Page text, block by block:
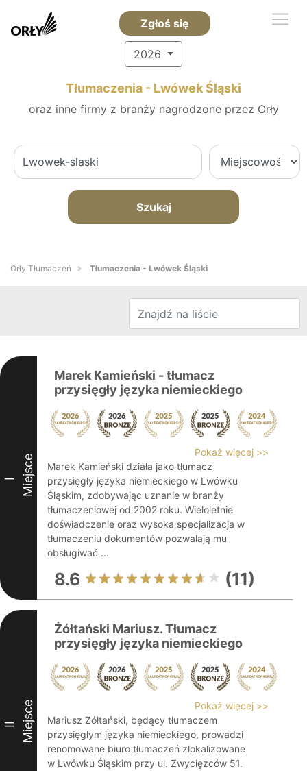
Zgłoś się
2026
Tłumaczenia - Lwówek Śląski
oraz inne firmy z branży nagrodzone przez Orły
Szukaj
Orły Tłumaczeń Tłumaczenia - Lwówek Śląski
I Miejsce
Marek Kamieński - tłumacz
przysięgły języka niemieckiego
Pokaż więcej >>
Marek Kamieński działa jako tłumacz
przysięgły języka niemieckiego w Lwówku
Śląskim, zdobywając uznanie w branży
tłumaczeniowej od 2002 roku. Wieloletnie
doświadczenie oraz wysoka specjalizacja w
tłumaczeniu dokumentów pozwalają mu
obsługiwać ...
8.6 (11)
II Miejsce
Żółtański Mariusz. Tłumacz
przysięgły języka niemieckiego
Pokaż więcej >>
Mariusz Żółtański, będący tłumaczem
przysięgłym języka niemieckiego, prowadzi
renomowane biuro tłumaczeń zlokalizowane
w Lwówku Śląskim przy ul. Zwycięzców 51.